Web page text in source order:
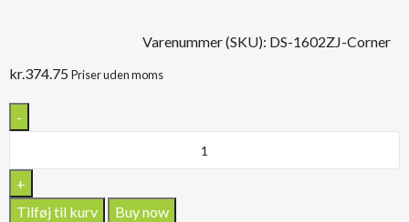
Varenummer (SKU): DS-1602ZJ-Corner
kr.374.75 Priser uden moms
Tilføj til kurv Buy now